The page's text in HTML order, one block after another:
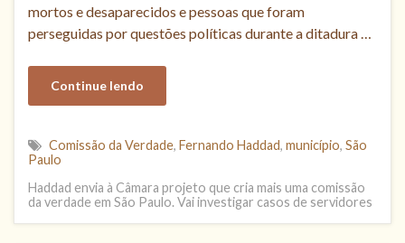
mortos e desaparecidos e pessoas que foram
perseguidas por questões políticas durante a ditadura …
Continue lendo
Comissão da Verdade, Fernando Haddad, município, São
Paulo
Haddad envia à Câmara projeto que cria mais uma comissão
da verdade em São Paulo. Vai investigar casos de servidores